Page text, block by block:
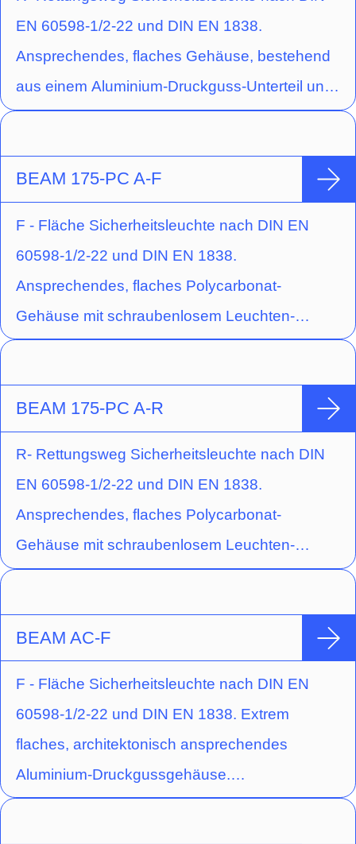
und gegossener Acryloptik zur
Lichtlenkcharakteristik.
EN 60598-1/2-22 und DIN EN 1838.
Ansprechendes, flaches Gehäuse, bestehend
aus einem Aluminium-Druckguss-Unterteil und
einem Polycarbonat-Oberteil. Schraubenloser
Einrastmechanismus. Ausführung für
Deckenaufbaumontage mit Hochleistungs-LED
Lichtlenkcharakteristik.
BEAM 175-PC A-F
F - Fläche Sicherheitsleuchte nach DIN EN
60598-1/2-22 und DIN EN 1838.
Ansprechendes, flaches Polycarbonat-
Gehäuse mit schraubenlosem Leuchten-
Verschluss durch Einrastmechanismus.
Hochleistungs-LED (Schaltungsart:
Bereitschaftsschaltung) und gegossener
Acryloptik zur Flächenausleuchtung durch
BEAM 175-PC A-R
R- Rettungsweg Sicherheitsleuchte nach DIN
EN 60598-1/2-22 und DIN EN 1838.
Ansprechendes, flaches Polycarbonat-
Gehäuse mit schraubenlosem Leuchten-
Verschluss durch Einrastmechanismus.
Hochleistungs-LED (Schaltungsart:
Bereitschaftsschaltung) und gegossener
BEAM AC-F
F - Fläche Sicherheitsleuchte nach DIN EN
60598-1/2-22 und DIN EN 1838. Extrem
flaches, architektonisch ansprechendes
Aluminium-Druckgussgehäuse.
Schraubenloser, leicht zu handhabender